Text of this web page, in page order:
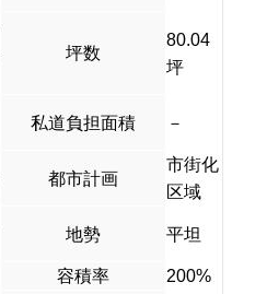
坪数
80.04
坪
私道負担面積 －
都市計画
市街化
区域
地勢 平坦
容積率 200%